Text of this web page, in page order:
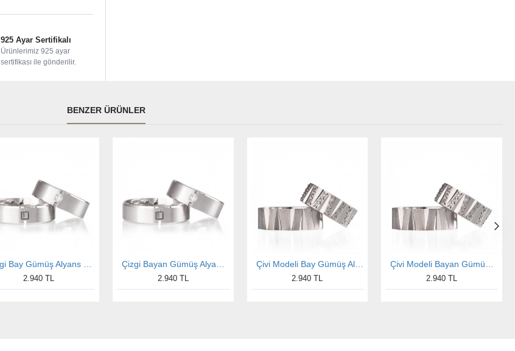
925 Ayar Sertifikalı
Ürünlerimiz 925 ayar
sertifikası ile gönderilir.
BENZER ÜRÜNLER
Çizgi Bay Gümüş Alyans Modeli Nişan Yüzüğü
2.940 TL
Çizgi Bayan Gümüş Alyans Modeli Nişan Yüzüğü
2.940 TL
Çivi Modeli Bay Gümüş Alyans
2.940 TL
Çivi Modeli Bayan Gümüş Alyans
2.940 TL